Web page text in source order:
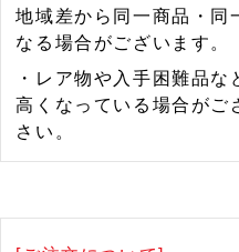
地域差から同一商品・同
なる場合がございます。
・レア物や入手困難品
高くなっている場合がご
さい。